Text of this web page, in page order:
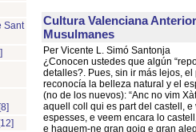
Sant
Cultura Valenciana
Musulmanes
Per Vicente L. Simó Santonja
¿Conocen ustedes que algún
detalles?. Pues, sin ir más lejos,
reconocía la belleza natural y el
(no de los nuevos): “Anc no vim
aquell coll qui es part del castell,
espesses, e veem encara lo
e haguem-ne gran goig e gran